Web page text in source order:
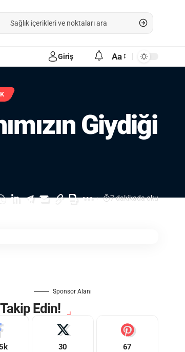
Giriş Aa
Giydiği
7 dakikada oku
Sponsor Alanı
Edin!
30 67